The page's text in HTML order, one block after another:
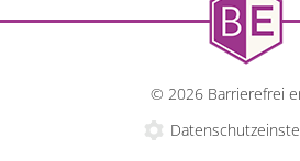
© 2026 Barrierefrei